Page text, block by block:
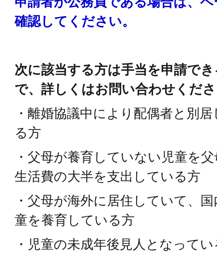
確認してください。
次に該当する方は手当を申請で
で、詳しくはお問い合わせくだ
・離婚協議中により配偶者と別
る方
・父母が養育していない児童を
生活費の大半を支出している方
・父母が海外に居住していて、
童を養育している方
・児童の未成年後見人となって